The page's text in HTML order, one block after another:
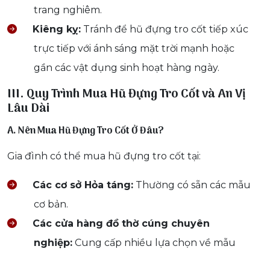
trang nghiêm.
Kiêng kỵ: Tránh để hũ đựng tro cốt tiếp xúc
trực tiếp với ánh sáng mặt trời mạnh hoặc
gần các vật dụng sinh hoạt hàng ngày.
III. Quy Trình Mua Hũ Đựng Tro Cốt và An Vị
Lâu Dài
A. Nên Mua Hũ Đựng Tro Cốt Ở Đâu?
Gia đình có thể mua hũ đựng tro cốt tại:
Các cơ sở Hỏa táng: Thường có sẵn các mẫu
cơ bản.
Các cửa hàng đồ thờ cúng chuyên
nghiệp: Cung cấp nhiều lựa chọn về mẫu